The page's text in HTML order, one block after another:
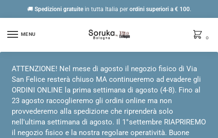
🚚 Spedizioni gratuitein tutta Italia per ordini superiori a € 100.
MENU
0
ATTENZIONE! Nel mese di agosto il negozio fisico di Via
San Felice resterà chiuso MA continueremo ad evadere gli
ORDINI ONLINE la prima settimana di agosto (4-8). Fino al
23 agosto raccoglieremo gli ordini online ma non
provvederemo alla spedizione che riprenderà solo
nell'ultima settimana di agosto. Il 1°settembre RIAPRIREMO
il negozio fisico e la nostra regolare operatività. Buone